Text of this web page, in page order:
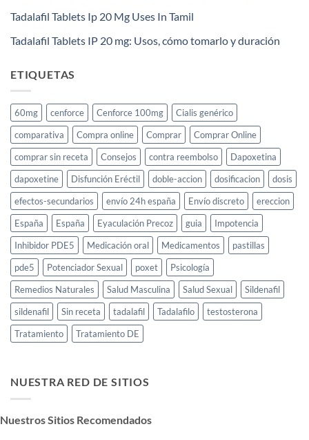
Tadalafil Tablets Ip 20 Mg Uses In Tamil
Tadalafil Tablets IP 20 mg: Usos, cómo tomarlo y duración
ETIQUETAS
60mg cenforce Cenforce 100mg
Cialis genérico
comparativa
Compra online Comprar
Comprar Online
comprar sin receta
Consejos contra reembolso
Dapoxetina
dapoxetine
Disfunción Eréctil doble-accion dosificacion
dosis
efectos-secundarios
envío 24h españa Envío discreto
ereccion
España
España Eyaculación Precoz guia
Impotencia
Inhibidor PDE5
Medicación oral Medicamentos
pastillas
pde5
Potenciador Sexual poxet
Psicología
Remedios Naturales
Salud Masculina Salud Sexual
Sildenafil
sildenafil
Sin receta tadalafil Tadalafilo
testosterona
Tratamiento
Tratamiento DE
NUESTRA RED DE SITIOS
Nuestros Sitios Recomendados